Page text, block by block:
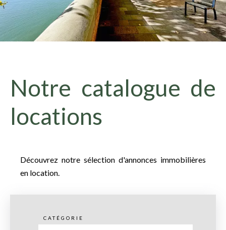
Notre catalogue de
locations
Découvrez notre sélection d'annonces immobilières
en location.
CATÉGORIE